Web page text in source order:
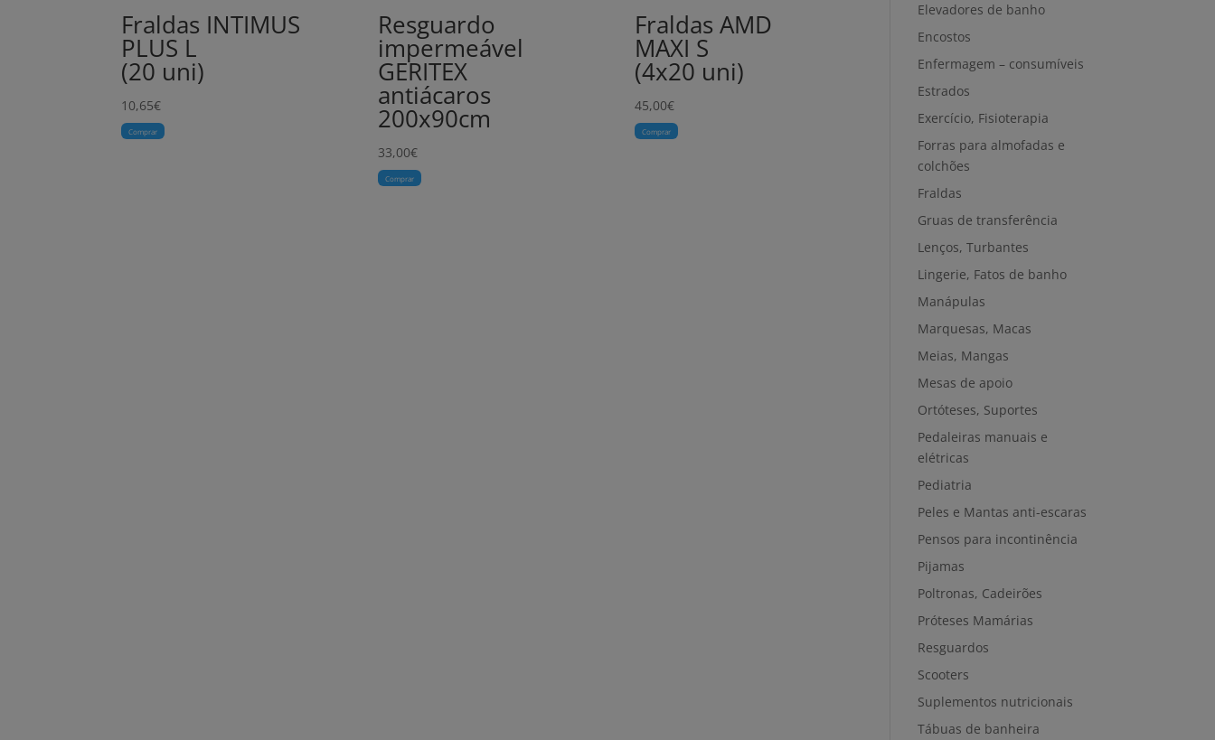
Fraldas INTIMUS
PLUS L
(20 uni)
10,65€
Comprar
Resguardo
impermeável
GERITEX
antiácaros
200x90cm
33,00€
Comprar
Fraldas AMD
MAXI S
(4x20 uni)
45,00€
Comprar
Elevadores de banho
Encostos
Enfermagem – consumíveis
Estrados
Exercício, Fisioterapia
Forras para almofadas e
colchões
Fraldas
Gruas de transferência
Lenços, Turbantes
Lingerie, Fatos de banho
Manápulas
Marquesas, Macas
Meias, Mangas
Mesas de apoio
Ortóteses, Suportes
Pedaleiras manuais e
elétricas
Pediatria
Peles e Mantas anti-escaras
Pensos para incontinência
Pijamas
Poltronas, Cadeirões
Próteses Mamárias
Resguardos
Scooters
Suplementos nutricionais
Tábuas de banheira